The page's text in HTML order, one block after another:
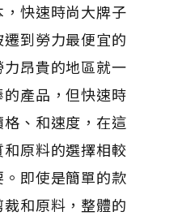
快速時尚大牌子
到勞力最便宜的
昂貴的地區就一
產品，但快速時
、和速度，在這
原料的選擇相較
即使是簡單的款
和原料，整體的